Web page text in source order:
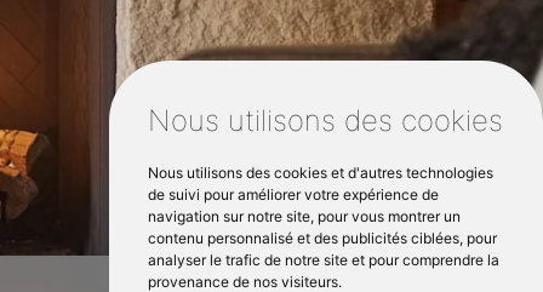
Nous utilisons des cookies
Nous utilisons des cookies et d'autres technologies
de suivi pour améliorer votre expérience de
navigation sur notre site, pour vous montrer un
contenu personnalisé et des publicités ciblées, pour
analyser le trafic de notre site et pour comprendre la
provenance de nos visiteurs.